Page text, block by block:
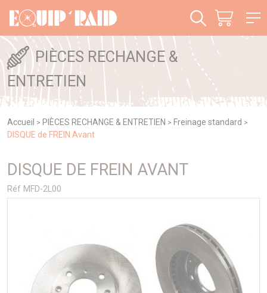
PIÈCES RECHANGE &
ENTRETIEN
Accueil > PIÈCES RECHANGE & ENTRETIEN > Freinage standard >
DISQUE de FREIN Avant
DISQUE DE FREIN AVANT
Réf MFD-2L00
Panneau de gestion des cookies